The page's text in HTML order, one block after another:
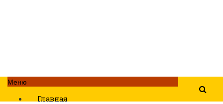
Меню
Главная